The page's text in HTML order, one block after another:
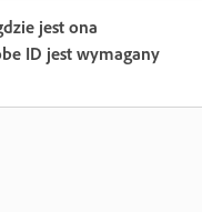
jest ona
ID jest wymagany